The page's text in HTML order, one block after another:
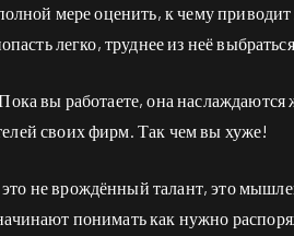
мере оценить, к чему
легко, труднее из неё
вы работаете, она
своих фирм. Так чем вы хуже!
не врождённый талант, это
понимать как нужно